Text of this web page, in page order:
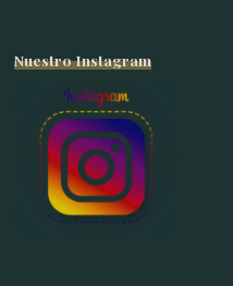
Nuestro Instagram